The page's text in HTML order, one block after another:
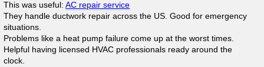
This was useful:AC repair service
They handle ductwork repair across the US. Good for emergency
situations.
Problems like a heat pump failure come up at the worst times.
Helpful having licensed HVAC professionals ready around the
clock.